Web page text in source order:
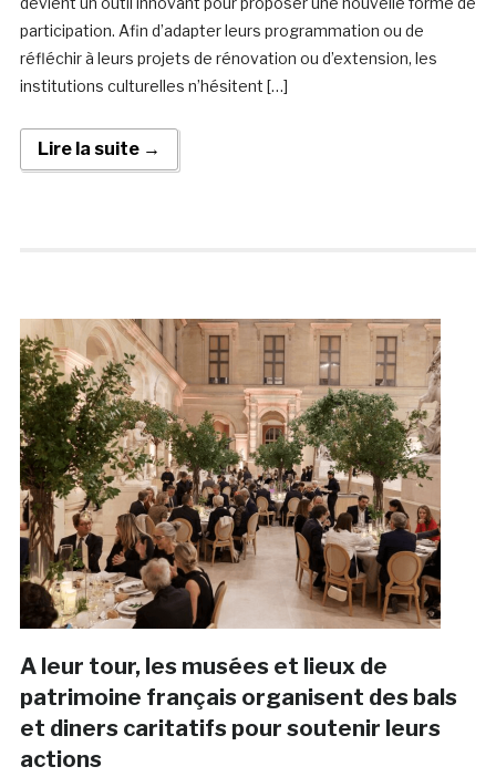
participation. Afin d’adapter leurs programmation ou de
réfléchir à leurs projets de rénovation ou d’extension, les
institutions culturelles n’hésitent […]
Lire la suite →
A leur tour, les musées et lieux de
patrimoine français organisent des bals
et diners caritatifs pour soutenir leurs
actions